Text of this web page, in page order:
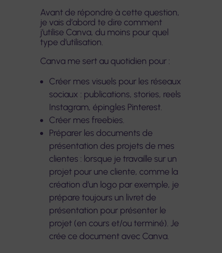
Avant de répondre à cette question,
je vais d’abord te dire comment
j’utilise Canva, du moins pour quel
type d’utilisation.
Canva me sert au quotidien pour :
Créer mes visuels pour les réseaux
sociaux : publications, stories, reels
Instagram, épingles Pinterest.
Créer mes freebies.
Préparer les documents de
présentation des projets de mes
clientes : lorsque je travaille sur un
projet pour une cliente, comme la
création d’un logo par exemple, je
prépare toujours un livret de
présentation pour présenter le
projet (en cours et/ou terminé). Je
crée ce document avec Canva.